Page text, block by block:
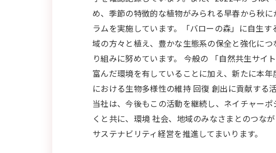
め、季節の特徴的な植物がみられる早春から秋
ラムを実施しています。「バローの森」に自生
域の方々と植え、豊かな生態系の保全と強化に
り組みに努めています。 今般の 「自然共生サイ
富んだ環境を有していることに加え、新たに本
における生物多様性の維持 回復 創出に貢献する
当社は、今後もこの活動を継続し、ネイチャー
くと共に、環境 社会、地域のみなさまとのつな
サステナビリティ経営を推進してまいります。